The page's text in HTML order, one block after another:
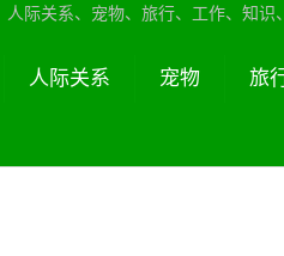
际关系、宠物、旅行、工作、知识
人际关系 宠物 旅